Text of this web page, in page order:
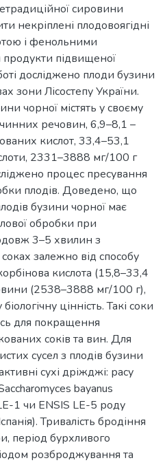
сировини
некріплені плодовоягідні
і фенольними
підвищеної
досліджено плоди бузини
зони Лісостепу України.
чорної містять у своєму
речовин, 6,9–8,1 –
кислот, 33,4–53,1
2331–3888 мг/100 г
процес пресування
плодів. Доведено, що
бузини чорної має
обробки при
3–5 хвилин з
залежно від способу
кислота (15,8–33,4
(2538–3888 мг/100 г),
цінність. Такі соки
для покращення
соків та вин. Для
сусел з плодів бузини
сухі дріжджі: расу
bayanus
1 чи ENSIS LE-5 роду
Тривалість бродіння
період бурхливого
розброджування та